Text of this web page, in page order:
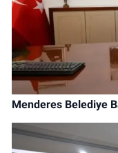
Menderes Belediye